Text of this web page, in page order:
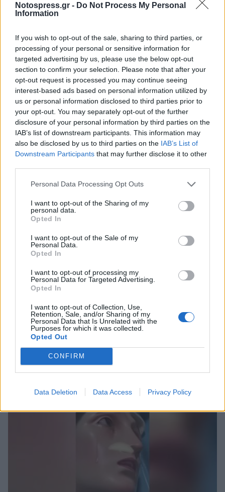
Notospress.gr - Do Not Process My Personal
Information
If you wish to opt-out of the sale, sharing to third parties, or
processing of your personal or sensitive information for
targeted advertising by us, please use the below opt-out
section to confirm your selection. Please note that after your
opt-out request is processed you may continue seeing
interest-based ads based on personal information utilized by
us or personal information disclosed to third parties prior to
your opt-out. You may separately opt-out of the further
disclosure of your personal information by third parties on the
IAB’s list of downstream participants. This information may
also be disclosed by us to third parties on the IAB’s List of
Downstream Participants that may further disclose it to other
Personal Data Processing Opt Outs
I want to opt-out of the Sharing of my
personal data.
Opted In
I want to opt-out of the Sale of my
Personal Data.
Opted In
I want to opt-out of processing my
Personal Data for Targeted Advertising.
Opted In
I want to opt-out of Collection, Use,
Retention, Sale, and/or Sharing of my
Personal Data that Is Unrelated with the
Purposes for which it was collected.
Opted Out
CONFIRM
Data Deletion Data Access Privacy Policy
Ελλάδα
Ακάθιστος Ύμνος: Σήμερα (19/4) η
κορυφαία ακολουθία των Χαιρετισμών
εις την Υπεραγίαν Θεοτόκον
19 Απριλίου 2024 07:48